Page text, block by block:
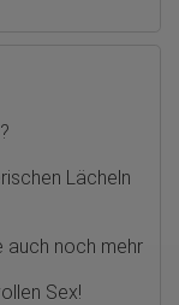
aus den
der Nutzer
wird von
Union
über den
dass alle
wird die
den USA
des Nutzers
Lächeln
auch noch mehr
Sex!